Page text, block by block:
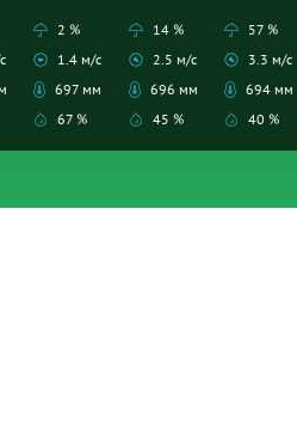
2 %
1.4 м/с
697 мм
67 %
14 %
2.5 м/с
696 мм
45 %
57 %
3.3 м/с
694 мм
40 %